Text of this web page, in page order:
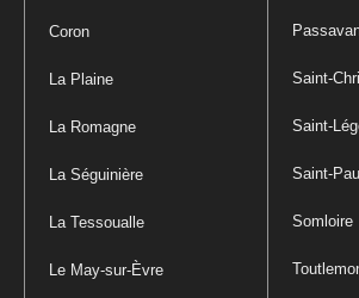
Coron
La Plaine
La Romagne
La Séguinière
La Tessoualle
Le May-sur-Èvre
Saint-
Saint-
Saint-
Somloire